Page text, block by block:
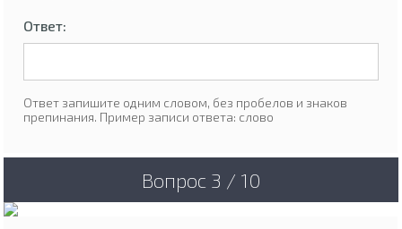
Ответ:
Ответ запишите одним словом, без пробелов и знаков
препинания. Пример записи ответа: слово
Вопрос 3 / 10